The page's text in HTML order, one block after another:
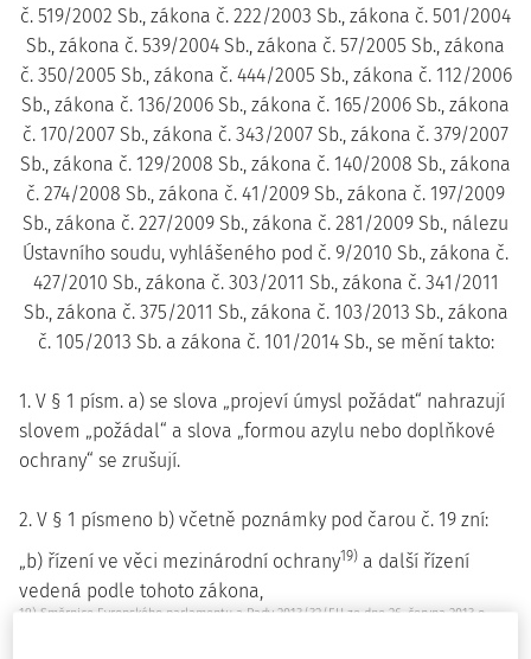
č. 519/2002 Sb., zákona č. 222/2003 Sb., zákona č. 501/2004
Sb., zákona č. 539/2004 Sb., zákona č. 57/2005 Sb., zákona
č. 350/2005 Sb., zákona č. 444/2005 Sb., zákona č. 112/2006
Sb., zákona č. 136/2006 Sb., zákona č. 165/2006 Sb., zákona
č. 170/2007 Sb., zákona č. 343/2007 Sb., zákona č. 379/2007
Sb., zákona č. 129/2008 Sb., zákona č. 140/2008 Sb., zákona
č. 274/2008 Sb., zákona č. 41/2009 Sb., zákona č. 197/2009
Sb., zákona č. 227/2009 Sb., zákona č. 281/2009 Sb., nálezu
Ústavního soudu, vyhlášeného pod č. 9/2010 Sb., zákona č.
427/2010 Sb., zákona č. 303/2011 Sb., zákona č. 341/2011
Sb., zákona č. 375/2011 Sb., zákona č. 103/2013 Sb., zákona
č. 105/2013 Sb. a zákona č. 101/2014 Sb., se mění takto:
1. V § 1 písm. a) se slova „projeví úmysl požádat“ nahrazují
slovem „požádal“ a slova „formou azylu nebo doplňkové
ochrany“ se zrušují.
2. V § 1 písmeno b) včetně poznámky pod čarou č. 19 zní:
„b) řízení ve věci mezinárodní ochrany19) a další řízení
vedená podle tohoto zákona,
19) Směrnice Evropského parlamentu a Rady 2013/32/EU ze dne 26. června 2013 o